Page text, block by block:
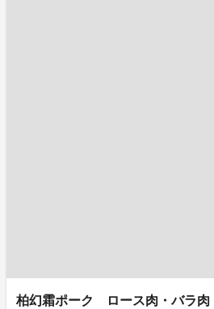
柏幻霜ポーク ロース肉・バラ肉